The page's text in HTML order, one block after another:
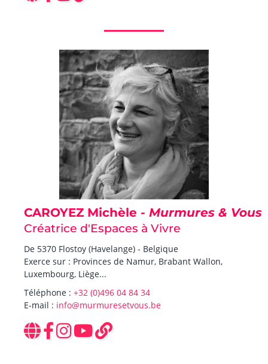
CAROYEZ Michèle - Murmures & Vous
Créatrice d'Espaces à Vivre
De 5370 Flostoy (Havelange) - Belgique
Exerce sur : Provinces de Namur, Brabant Wallon,
Luxembourg, Liège...
Téléphone : +32 (0)496 04 84 34
E-mail : info@murmuresetvous.be